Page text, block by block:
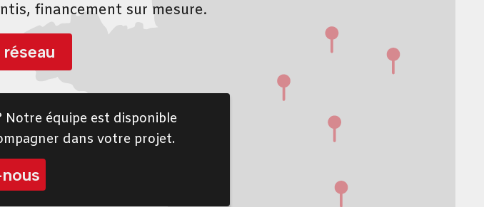
financement sur mesure.
Notre équipe est disponible
dans votre projet.